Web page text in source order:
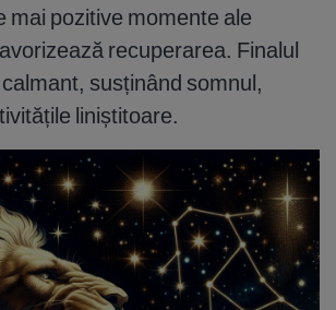
mai pozitive momente ale
recuperarea. Finalul
susținând somnul,
liniștitoare.